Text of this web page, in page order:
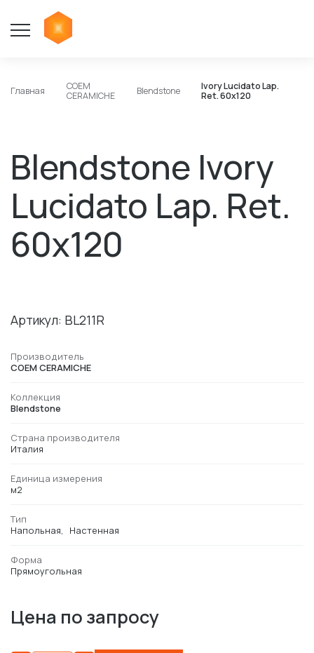
Главная
COEM
CERAMICHE
Blendstone
Ivory Lucidato Lap.
Ret. 60x120
Blendstone Ivory
Lucidato Lap. Ret.
60x120
Артикул: BL211R
Производитель
COEM CERAMICHE
Коллекция
Blendstone
Страна производителя
Италия
Единица измерения
м2
Тип
Напольная
Настенная
Форма
Прямоугольная
Цена по запросу